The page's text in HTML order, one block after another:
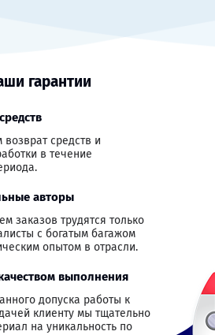
гарантии
средств и
в течение
авторы
заказов трудятся только
с богатым багажом
опытом в отрасли.
выполнения
допуска работы к
клиенту мы тщательно
на уникальность по